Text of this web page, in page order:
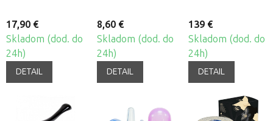
17,90 €
Skladom (dod. do
24h)
DETAIL
8,60 €
Skladom (dod. do
24h)
DETAIL
139 €
Skladom (dod. do
24h)
DETAIL